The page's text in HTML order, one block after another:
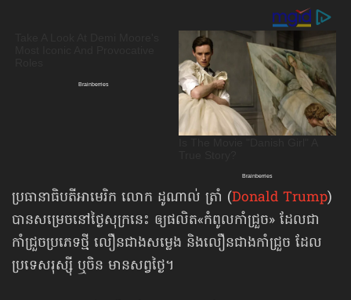
ប្រធានាធិបតីអាមេរិក លោក ដូណាល់ ត្រាំ (Donald Trump)
បានសម្រេច​នៅថ្ងៃ​សុក្រ​នេះ ឲ្យផលិត«កំពូល​កាំជ្រួច» ដែលជា
កាំជ្រួចប្រភេទថ្មី លឿនជាងសម្លេង និងលឿនជាង​កាំជ្រួច ដែល​
ប្រទេស​រុស្ស៊ី ឬចិន មានសព្វថ្ងៃ។